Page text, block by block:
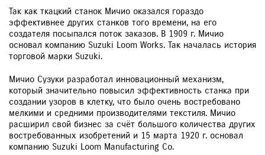
Так как ткацкий станок Мичио оказался гораздо
эффективнее других станков того времени, на его
создателя посыпался поток заказов. В 1909 г. Мичио
основал компанию Suzuki Loom Works. Так началась история
торговой марки Suzuki.
Мичио Сузуки разработал инновационный механизм,
который значительно повысил эффективность станка при
создании узоров в клетку, что было очень востребовано
мелкими и средними производителями текстиля. Мичио
расширил свой бизнес за счёт большого количества других
востребованных изобретений и 15 марта 1920 г. основал
компанию Suzuki Loom Manufacturing Co.